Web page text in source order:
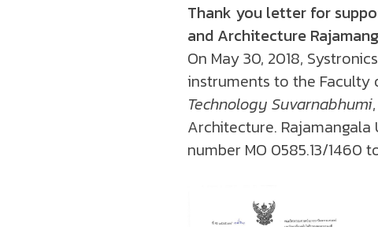
Thank you letter for
and Architecture
On May 30, 2018,
instruments to the Faculty
Technology Suvarnabhumi
Architecture.
number MO 0585.13/1460